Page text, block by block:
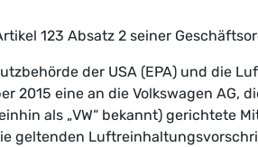
123 Absatz 2 seiner
der USA (EPA) und die
2015 eine an die Volkswagen AG,
als „VW“ bekannt) gerichtete
geltenden